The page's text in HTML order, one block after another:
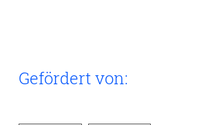
Gefördert von: